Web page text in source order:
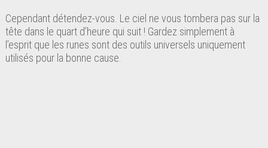
Cependant détendez-vous. Le ciel ne vous tombera pas sur la
tête dans le quart d’heure qui suit ! Gardez simplement à
l’esprit que les runes sont des outils universels uniquement
utilisés pour la bonne cause.